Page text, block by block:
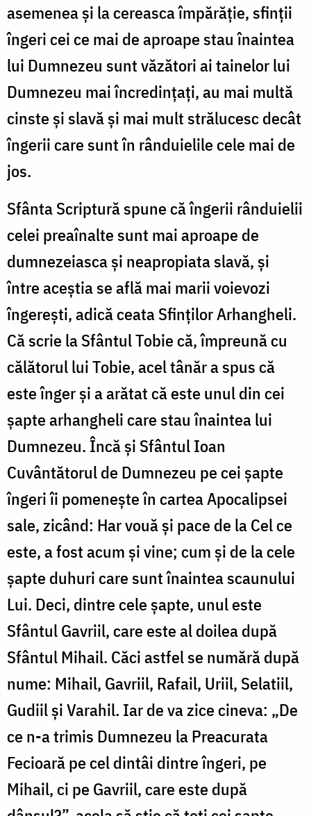
asemenea și la cereasca împărăție, sfinții
îngeri cei ce mai de aproape stau înaintea
lui Dumnezeu sunt văzători ai tainelor lui
Dumnezeu mai încredințați, au mai multă
cinste și slavă și mai mult strălucesc decât
îngerii care sunt în rânduielile cele mai de
jos.
Sfânta Scriptură spune că îngerii rânduielii
celei preaînalte sunt mai aproape de
dumnezeiasca și neapropiata slavă, și
între aceștia se află mai marii voievozi
îngerești, adică ceata Sfinților Arhangheli.
Că scrie la Sfântul Tobie că, împreună cu
călătorul lui Tobie, acel tânăr a spus că
este înger și a arătat că este unul din cei
șapte arhangheli care stau înaintea lui
Dumnezeu. Încă și Sfântul Ioan
Cuvântătorul de Dumnezeu pe cei șapte
îngeri îi pomenește în cartea Apocalipsei
sale, zicând: Har vouă și pace de la Cel ce
este, a fost acum și vine; cum și de la cele
șapte duhuri care sunt înaintea scaunului
Lui. Deci, dintre cele șapte, unul este
Sfântul Gavriil, care este al doilea după
Sfântul Mihail. Căci astfel se numără după
nume: Mihail, Gavriil, Rafail, Uriil, Selatiil,
Gudiil și Varahil. Iar de va zice cineva: „De
ce n-a trimis Dumnezeu la Preacurata
Fecioară pe cel dintâi dintre îngeri, pe
Mihail, ci pe Gavriil, care este după